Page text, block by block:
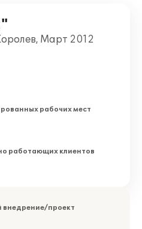
Март 2012
рабочих мест
работающих клиентов
внедрение/проект